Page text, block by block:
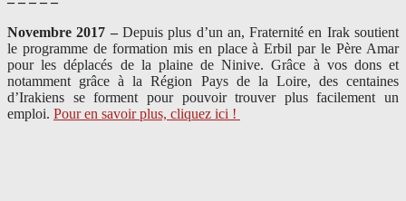
Novembre 2017 – Depuis plus d’un an, Fraternité en Irak soutient
le programme de formation mis en place à Erbil par le Père Amar
pour les déplacés de la plaine de Ninive. Grâce à vos dons et
notamment grâce à la Région Pays de la Loire, des centaines
d’Irakiens se forment pour pouvoir trouver plus facilement un
emploi. Pour en savoir plus, cliquez ici !